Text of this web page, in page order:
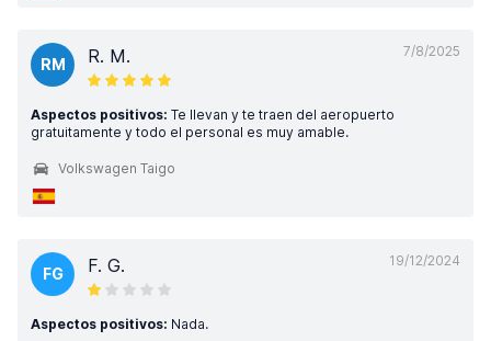
7/8/2025
RM R. M.
Aspectos positivos: Te llevan y te traen del aeropuerto
gratuitamente y todo el personal es muy amable.
Volkswagen Taigo
19/12/2024
FG F. G.
Aspectos positivos: Nada.